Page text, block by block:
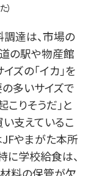
達は、市場の
の駅や物産館
ズの「イカ」を
の多いサイズで
こりそうだ」と
支えているこ
JFやまがた本所
に学校給食は、